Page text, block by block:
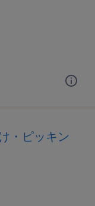
・ピッキン